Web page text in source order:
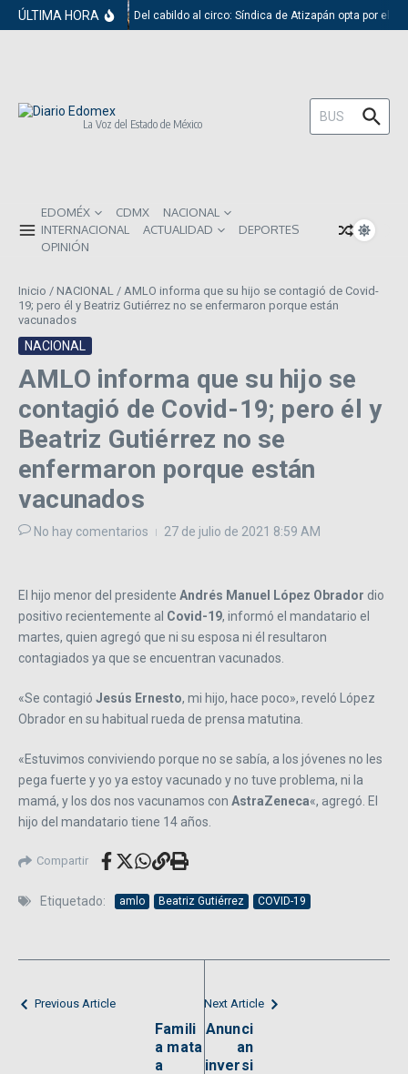
Saltar al contenido
ÚLTIMA HORA Del cabildo al circo: Síndica de Atizapán opta por el
La Voz del Estado de México
Buscar:
EDOMÉX CDMX
NACIONAL
INTERNACIONAL
ACTUALIDAD
DEPORTES
OPINIÓN
Inicio / NACIONAL / AMLO informa que su hijo se contagió de Covid-
19; pero él y Beatriz Gutiérrez no se enfermaron porque están
vacunados
NACIONAL
AMLO informa que su hijo se
contagió de Covid-19; pero él y
Beatriz Gutiérrez no se
enfermaron porque están
vacunados
No hay comentarios 27 de julio de 2021 8:59 AM
El hijo menor del presidente Andrés Manuel López Obrador dio
positivo recientemente al Covid-19, informó el mandatario el
martes, quien agregó que ni su esposa ni él resultaron
contagiados ya que se encuentran vacunados.
«Se contagió Jesús Ernesto, mi hijo, hace poco», reveló López
Obrador en su habitual rueda de prensa matutina.
«Estuvimos conviviendo porque no se sabía, a los jóvenes no les
pega fuerte y yo ya estoy vacunado y no tuve problema, ni la
mamá, y los dos nos vacunamos con AstraZeneca«, agregó. El
hijo del mandatario tiene 14 años.
Compartir
Etiquetado: amlo Beatriz Gutiérrez COVID-19
Previous Article
Famili
a mata
a
Next Article
Anunci
an
inversi